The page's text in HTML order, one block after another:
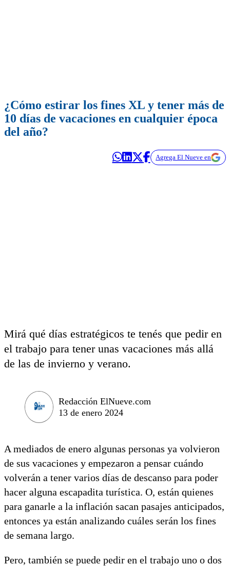
¿Cómo estirar los fines XL y tener más de
10 días de vacaciones en cualquier época
del año?
Agrega El Nueve en
Mirá qué días estratégicos te tenés que pedir en
el trabajo para tener unas vacaciones más allá
de las de invierno y verano.
Redacción ElNueve.com
13 de enero 2024
A mediados de enero algunas personas ya volvieron
de sus vacaciones y empezaron a pensar cuándo
volverán a tener varios días de descanso para poder
hacer alguna escapadita turística. O, están quienes
para ganarle a la inflación sacan pasajes anticipados,
entonces ya están analizando cuáles serán los fines
de semana largo.
Pero, también se puede pedir en el trabajo uno o dos